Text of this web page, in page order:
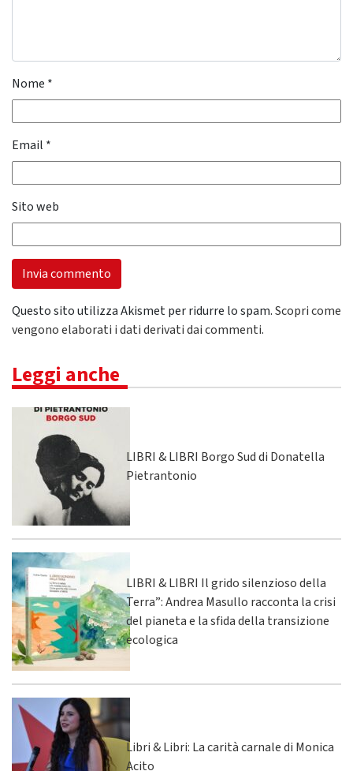
Nome *
Email *
Sito web
Questo sito utilizza Akismet per ridurre lo spam.Scopri come
vengono elaborati i dati derivati dai commenti.
Leggi anche
LIBRI & LIBRI Borgo Sud di Donatella
Pietrantonio
LIBRI & LIBRI Il grido silenzioso della
Terra”: Andrea Masullo racconta la crisi
del pianeta e la sfida della transizione
ecologica
Libri & Libri: La carità carnale di Monica
Acito